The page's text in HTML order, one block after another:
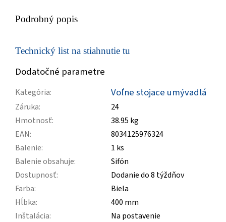
Podrobný popis
Technický list na stiahnutie tu
Dodatočné parametre
Kategória: Voľne stojace umývadlá
Záruka:
24
Hmotnosť:
38.95 kg
EAN:
8034125976324
Balenie:
1 ks
Balenie obsahuje:
Sifón
Dostupnosť:
Dodanie do 8 týždňov
Farba:
Biela
Hĺbka:
400 mm
Inštalácia:
Na postavenie